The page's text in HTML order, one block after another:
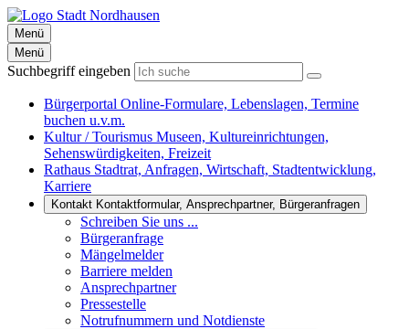
Menü
Menü
Suchbegriff eingeben
Bürgerportal Online-Formulare, Lebenslagen, Termine
buchen u.v.m.
Kultur / Tourismus Museen, Kultureinrichtungen,
Sehenswürdigkeiten, Freizeit
Rathaus Stadtrat, Anfragen, Wirtschaft, Stadtentwicklung,
Karriere
Kontakt Kontaktformular, Ansprechpartner, Bürgeranfragen
Schreiben Sie uns ...
Bürgeranfrage
Mängelmelder
Barriere melden
Ansprechpartner
Pressestelle
Notrufnummern und Notdienste